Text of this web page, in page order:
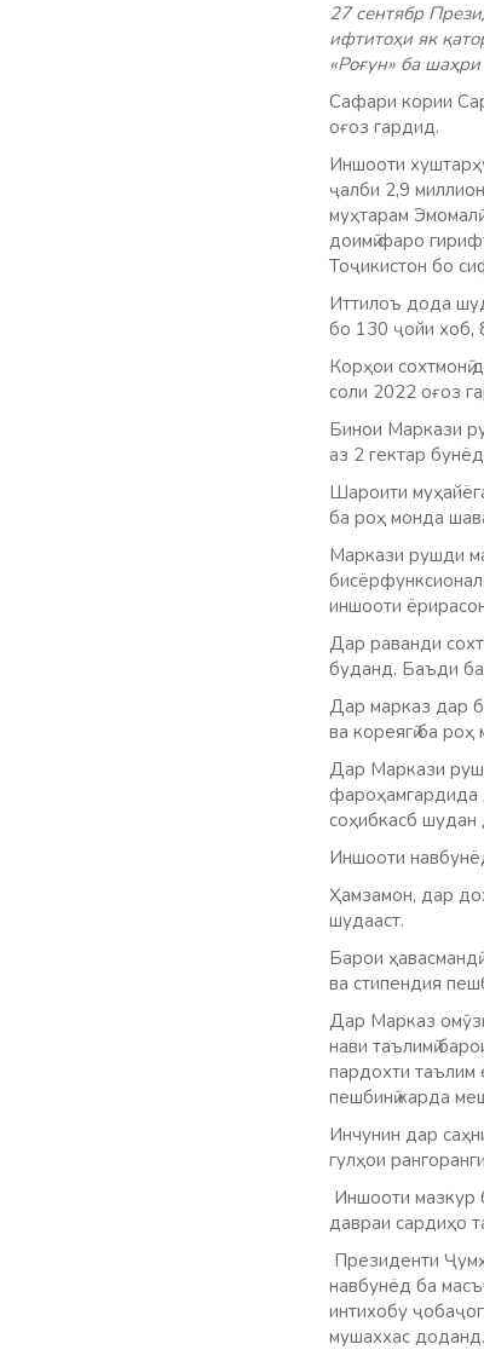
27 сентябр
ифтитоҳи як
«Роғун» ба
Сафари кории
оғоз гардид.
Иншооти
ҷалби 2,9
муҳтарам
доимӣ фаро
Тоҷикистон бо
Иттилоъ дода
бо 130 ҷойи хоб,
Корҳои сохтмонӣ
соли 2022 оғоз
Бинои Маркази
аз 2 гектар
Шароити
ба роҳ монда
Маркази рушди
иншооти
Дар раванди
буданд. Баъди
Дар марказ дар
ва кореягӣ ба
Дар Маркази
фароҳамгардида
соҳибкасб
Иншооти
Ҳамзамон, дар
шудааст.
Барои
ва стипендия
Дар Марказ
нави таълимӣ
пардохти
пешбинӣ карда
Инчунин дар
гулҳои
Иншооти мазкур
давраи сардиҳо
Президенти
навбунёд ба
интихобу
мушаххас доданд.